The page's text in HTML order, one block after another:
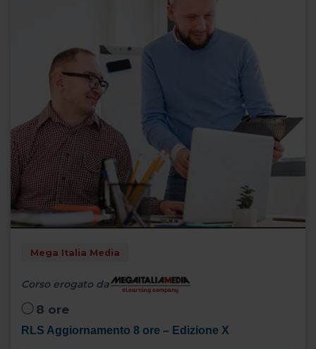
Mega Italia Media
Corso erogato da
8 ore
RLS Aggiornamento 8 ore – Edizione X